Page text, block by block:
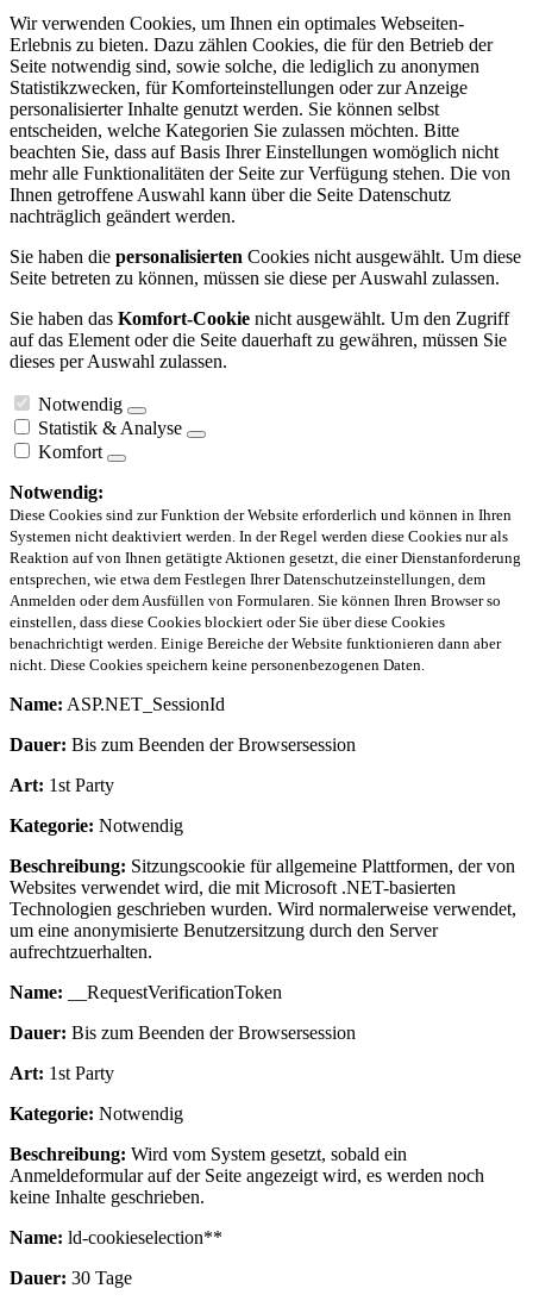
Wir verwenden Cookies, um Ihnen ein optimales Webseiten-
Erlebnis zu bieten. Dazu zählen Cookies, die für den Betrieb der
Seite notwendig sind, sowie solche, die lediglich zu anonymen
Statistikzwecken, für Komforteinstellungen oder zur Anzeige
personalisierter Inhalte genutzt werden. Sie können selbst
entscheiden, welche Kategorien Sie zulassen möchten. Bitte
beachten Sie, dass auf Basis Ihrer Einstellungen womöglich nicht
mehr alle Funktionalitäten der Seite zur Verfügung stehen. Die von
Ihnen getroffene Auswahl kann über die Seite Datenschutz
nachträglich geändert werden.
Sie haben die personalisierten Cookies nicht ausgewählt. Um diese
Seite betreten zu können, müssen sie diese per Auswahl zulassen.
Sie haben das Komfort-Cookie nicht ausgewählt. Um den Zugriff
auf das Element oder die Seite dauerhaft zu gewähren, müssen Sie
dieses per Auswahl zulassen.
Notwendig
Statistik & Analyse
Komfort
Notwendig:
Diese Cookies sind zur Funktion der Website erforderlich und können in Ihren
Systemen nicht deaktiviert werden. In der Regel werden diese Cookies nur als
Reaktion auf von Ihnen getätigte Aktionen gesetzt, die einer Dienstanforderung
entsprechen, wie etwa dem Festlegen Ihrer Datenschutzeinstellungen, dem
Anmelden oder dem Ausfüllen von Formularen. Sie können Ihren Browser so
einstellen, dass diese Cookies blockiert oder Sie über diese Cookies
benachrichtigt werden. Einige Bereiche der Website funktionieren dann aber
nicht. Diese Cookies speichern keine personenbezogenen Daten.
Name: ASP.NET_SessionId
Dauer: Bis zum Beenden der Browsersession
Art: 1st Party
Kategorie: Notwendig
Beschreibung: Sitzungscookie für allgemeine Plattformen, der von
Websites verwendet wird, die mit Microsoft .NET-basierten
Technologien geschrieben wurden. Wird normalerweise verwendet,
um eine anonymisierte Benutzersitzung durch den Server
aufrechtzuerhalten.
Name: __RequestVerificationToken
Dauer: Bis zum Beenden der Browsersession
Art: 1st Party
Kategorie: Notwendig
Beschreibung: Wird vom System gesetzt, sobald ein
Anmeldeformular auf der Seite angezeigt wird, es werden noch
keine Inhalte geschrieben.
Name: ld-cookieselection**
Dauer: 30 Tage